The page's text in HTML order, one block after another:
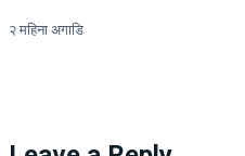
२ महिना अगाडि